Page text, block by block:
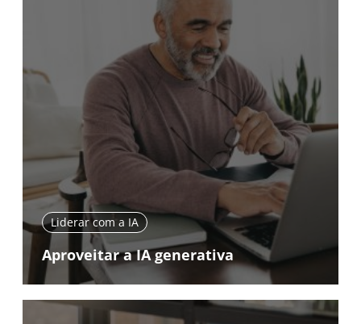
Liderar com a IA
Aproveitar a IA generativa